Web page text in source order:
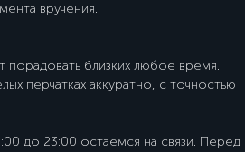
вручения.
порадовать близких любое время.
перчатках аккуратно, с точностью
до 23:00 остаемся на связи. Перед